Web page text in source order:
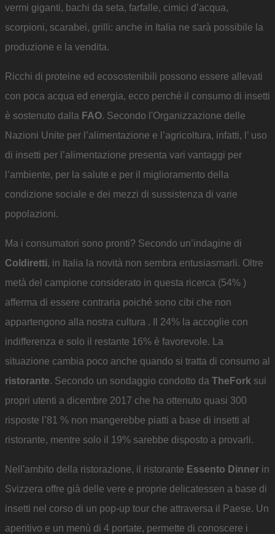
vermi giganti, bachi da seta, farfalle, cimici d’acqua,
scorpioni, scarabei, grilli: anche in Italia ne sarà possibile la
produzione e la vendita.
Ricchi di proteine ed ecosostenibili possono essere allevati
con poca acqua ed energia, ecco perché il consumo di insetti
è sostenuto dalla FAO. Secondo l'Organizzazione delle
Nazioni Unite per l’alimentazione e l’agricoltura, infatti, l’ uso
di insetti per l’alimentazione presenta vari vantaggi per
l’ambiente, per la salute e per il miglioramento della
condizione sociale e dei mezzi di sussistenza di varie
popolazioni.
Ma i consumatori sono pronti? Secondo un’indagine di
Coldiretti, in Italia la novità non sembra entusiasmarli. Oltre
metà del campione considerato in questa ricerca (54% )
afferma di essere contraria poiché sono cibi che non
appartengono alla nostra cultura . Il 24% la accoglie con
indifferenza e solo il restante 16% è favorevole. La
situazione cambia poco anche quando si tratta di consumo al
ristorante. Secondo un sondaggio condotto da TheFork sui
propri utenti a dicembre 2017 che ha ottenuto quasi 300
risposte l’81 % non mangerebbe piatti a base di insetti al
ristorante, mentre solo il 19% sarebbe disposto a provarli.
Nell'ambito della ristorazione, il ristorante Essento Dinner in
Svizzera offre già delle vere e proprie delicatessen a base di
insetti nel corso di un pop-up tour che attraversa il Paese. Un
aperitivo e un menù di 4 portate, permette di conoscere i